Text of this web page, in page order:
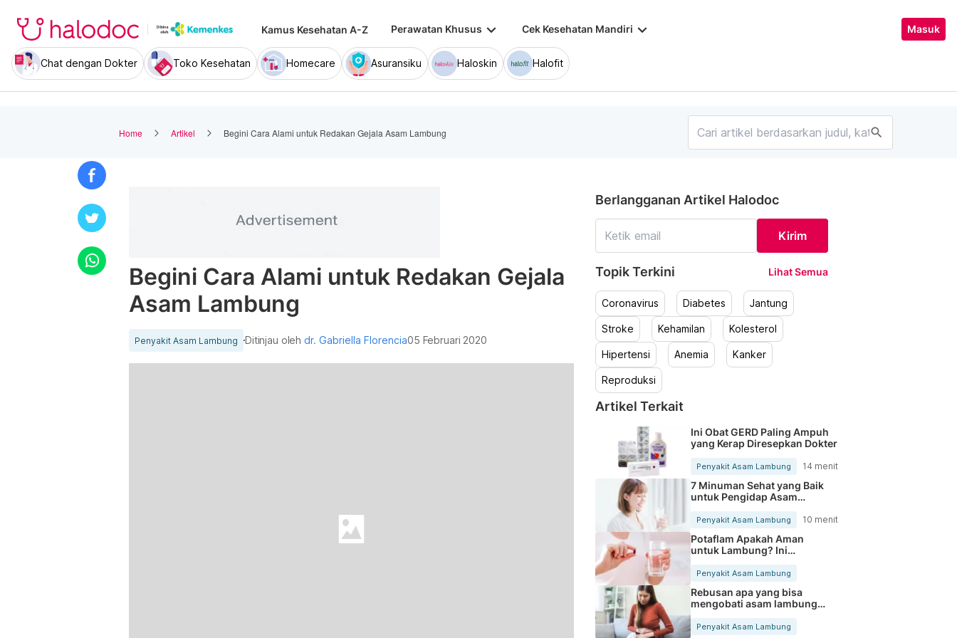
Kamus Kesehatan A-Z Perawatan Khusus keyboard_arrow_down Cek Kesehatan Mandiri keyboard_arrow_down Masuk
Chat dengan Dokter Toko Kesehatan Homecare Asuransiku Haloskin Halofit
Home Artikel Begini Cara Alami untuk Redakan Gejala Asam Lambung search
Begini Cara Alami untuk Redakan Gejala
Asam Lambung
Penyakit Asam Lambung Ditinjau olehdr. Gabriella Florencia05 Februari 2020
Berlangganan Artikel Halodoc
Kirim
Topik Terkini Lihat Semua
Coronavirus Diabetes Jantung
Stroke Kehamilan Kolesterol
Hipertensi Anemia Kanker
Reproduksi
Artikel Terkait
Ini Obat GERD Paling Ampuh
yang Kerap Diresepkan Dokter
Penyakit Asam Lambung 14 menit
7 Minuman Sehat yang Baik
untuk Pengidap Asam
Penyakit Asam Lambung 10 menit
Potaflam Apakah Aman
untuk Lambung? Ini
Penyakit Asam Lambung
Rebusan apa yang bisa
mengobati asam lambung?
Ini solusinya
Penyakit Asam Lambung